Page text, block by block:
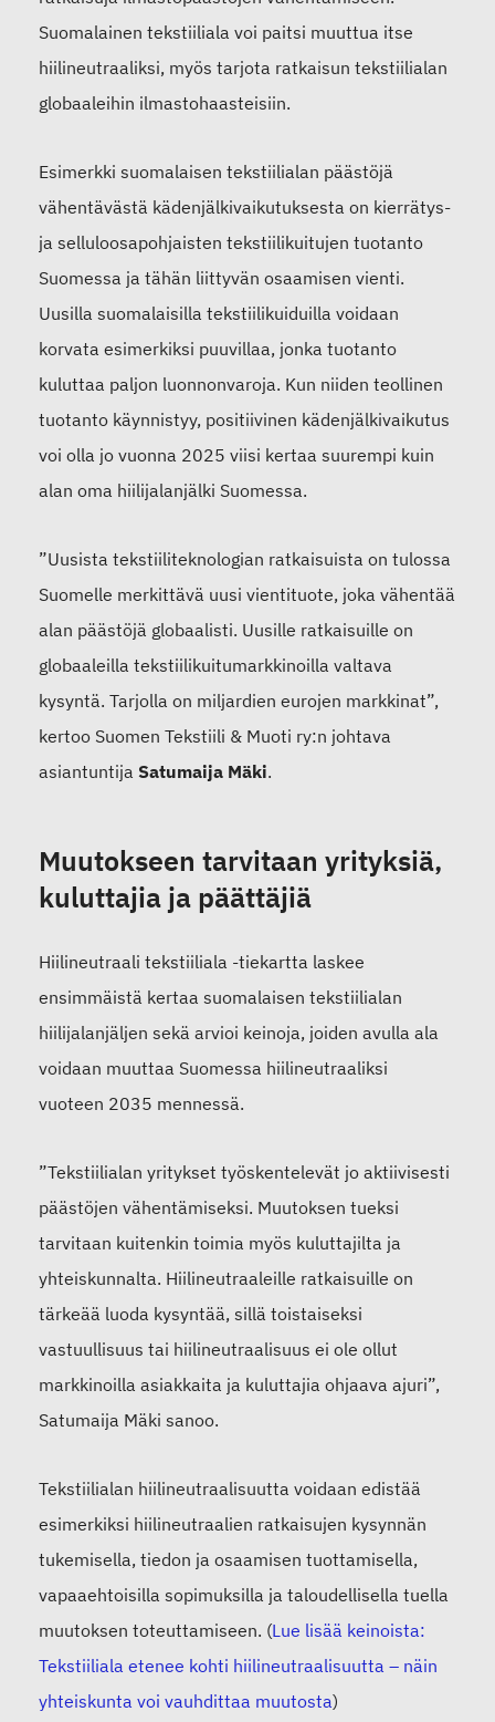
Suomalainen tekstiiliala voi paitsi muuttua itse
hiilineutraaliksi, myös tarjota ratkaisun tekstiilialan
globaaleihin ilmastohaasteisiin.
Esimerkki suomalaisen tekstiilialan päästöjä
vähentävästä kädenjälkivaikutuksesta on kierrätys-
ja selluloosapohjaisten tekstiilikuitujen tuotanto
Suomessa ja tähän liittyvän osaamisen vienti.
Uusilla suomalaisilla tekstiilikuiduilla voidaan
korvata esimerkiksi puuvillaa, jonka tuotanto
kuluttaa paljon luonnonvaroja. Kun niiden teollinen
tuotanto käynnistyy, positiivinen kädenjälkivaikutus
voi olla jo vuonna 2025 viisi kertaa suurempi kuin
alan oma hiilijalanjälki Suomessa.
”Uusista tekstiiliteknologian ratkaisuista on tulossa
Suomelle merkittävä uusi vientituote, joka vähentää
alan päästöjä globaalisti. Uusille ratkaisuille on
globaaleilla tekstiilikuitumarkkinoilla valtava
kysyntä. Tarjolla on miljardien eurojen markkinat”,
kertoo Suomen Tekstiili & Muoti ry:n johtava
asiantuntija Satumaija Mäki.
Muutokseen tarvitaan yrityksiä,
kuluttajia ja päättäjiä
Hiilineutraali tekstiiliala -tiekartta laskee
ensimmäistä kertaa suomalaisen tekstiilialan
hiilijalanjäljen sekä arvioi keinoja, joiden avulla ala
voidaan muuttaa Suomessa hiilineutraaliksi
vuoteen 2035 mennessä.
”Tekstiilialan yritykset työskentelevät jo aktiivisesti
päästöjen vähentämiseksi. Muutoksen tueksi
tarvitaan kuitenkin toimia myös kuluttajilta ja
yhteiskunnalta. Hiilineutraaleille ratkaisuille on
tärkeää luoda kysyntää, sillä toistaiseksi
vastuullisuus tai hiilineutraalisuus ei ole ollut
markkinoilla asiakkaita ja kuluttajia ohjaava ajuri”,
Satumaija Mäki sanoo.
Tekstiilialan hiilineutraalisuutta voidaan edistää
esimerkiksi hiilineutraalien ratkaisujen kysynnän
tukemisella, tiedon ja osaamisen tuottamisella,
vapaaehtoisilla sopimuksilla ja taloudellisella tuella
muutoksen toteuttamiseen. (Lue lisää keinoista:
Tekstiiliala etenee kohti hiilineutraalisuutta – näin
yhteiskunta voi vauhdittaa muutosta)